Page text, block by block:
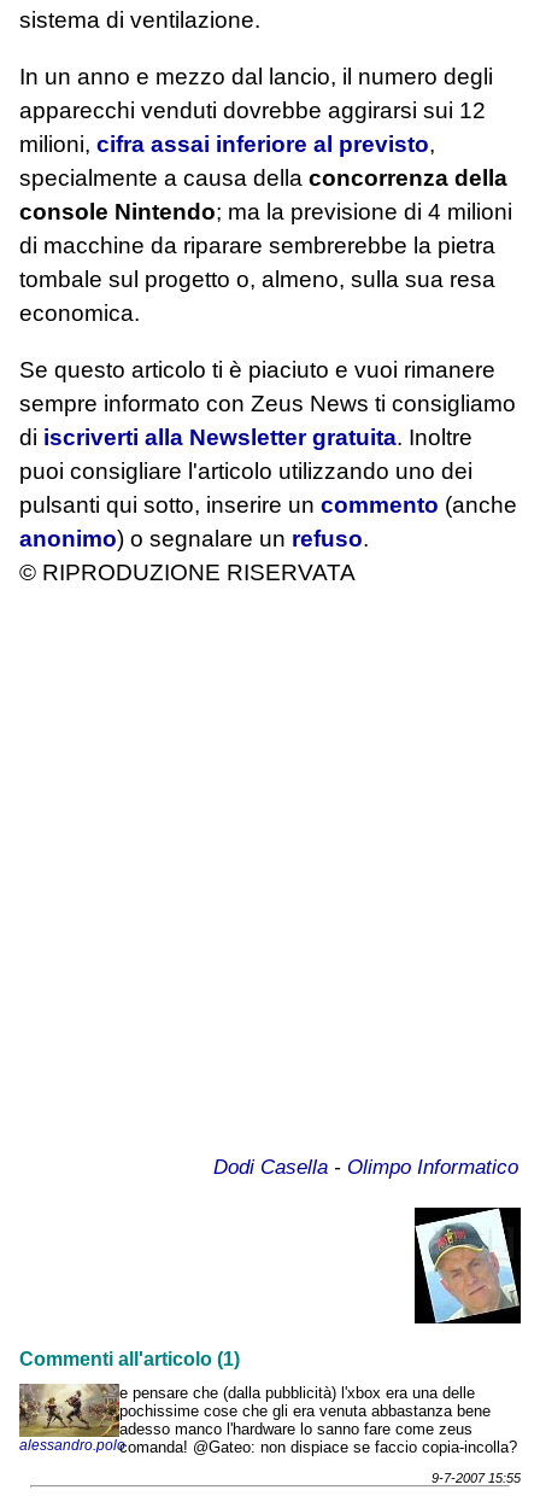
sistema di ventilazione.
In un anno e mezzo dal lancio, il numero degli
apparecchi venduti dovrebbe aggirarsi sui 12
milioni, cifra assai inferiore al previsto,
specialmente a causa della concorrenza della
console Nintendo; ma la previsione di 4 milioni
di macchine da riparare sembrerebbe la pietra
tombale sul progetto o, almeno, sulla sua resa
economica.
Se questo articolo ti è piaciuto e vuoi rimanere
sempre informato con Zeus News ti consigliamo
di iscriverti alla Newsletter gratuita. Inoltre
puoi consigliare l'articolo utilizzando uno dei
pulsanti qui sotto, inserire un commento (anche
anonimo) o segnalare un refuso.
© RIPRODUZIONE RISERVATA
Dodi Casella - Olimpo Informatico
Commenti all'articolo (1)
alessandro.polo
e pensare che (dalla pubblicità) l'xbox era una delle
pochissime cose che gli era venuta abbastanza bene
adesso manco l'hardware lo sanno fare come zeus
comanda! @Gateo: non dispiace se faccio copia-incolla?
9-7-2007 15:55